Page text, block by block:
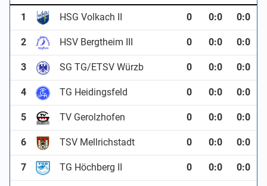
1 HSG Volkach II 0 0:0 0:0
2 HSV Bergtheim III 0 0:0 0:0
3 SG TG/ETSV Würzb 0 0:0 0:0
4 TG Heidingsfeld 0 0:0 0:0
5 TV Gerolzhofen 0 0:0 0:0
6 TSV Mellrichstadt 0 0:0 0:0
7 TG Höchberg II 0 0:0 0:0